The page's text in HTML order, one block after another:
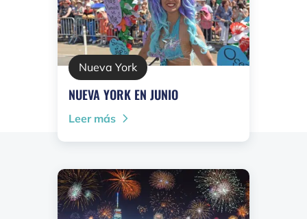
Nueva York
NUEVA YORK EN JUNIO
Leer más